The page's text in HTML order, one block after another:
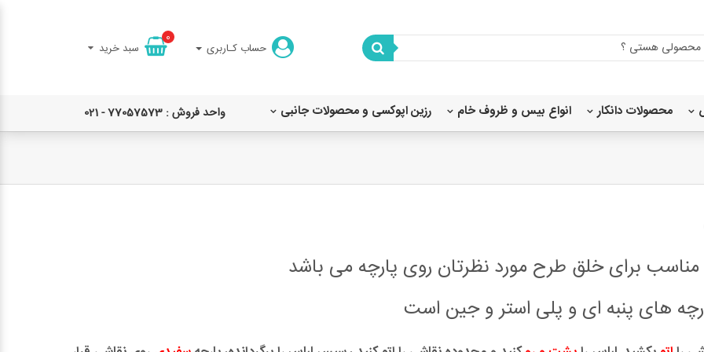
حساب کـاربری سبد خرید
0
محصولات دانکار انواع بیس و ظروف خام رزین اپوکسی و محصولات جانبی واحد فروش : 77057573 - 021
برای خلق طرح مورد نظرتان روی پارچه می باشد
های پنبه ای و پلی استر و جین است